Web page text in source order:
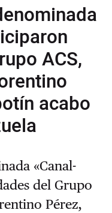
ACS,
acabo
«Canal-
del Grupo
Pérez,